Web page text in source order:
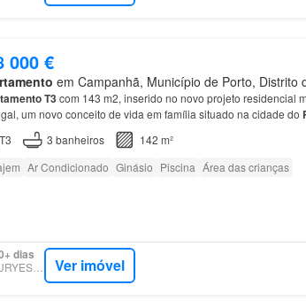
000 €
em Campanhã, Município de Porto, Distrito
T3com 143 m2, inserido no novo projeto residencial
um novo conceito de vida em família situado na cidade do
Antas Atrium - Fase 2, os
T3 3 banheiros
142 m²
Ar Condicionado Ginásio Piscina Área das crianças
dias
LUXURYESTATE Ver imóvel